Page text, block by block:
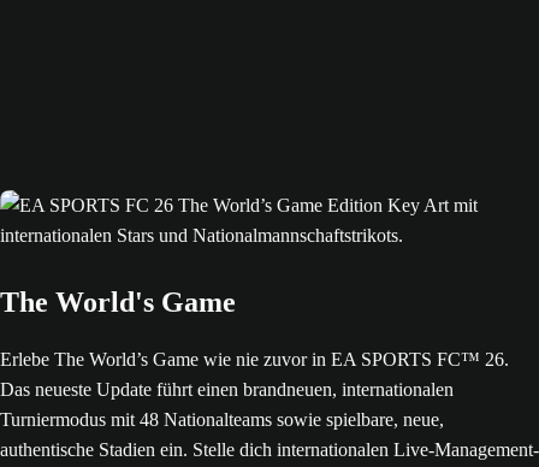
The World's Game
Erlebe The World’s Game wie nie zuvor in EA SPORTS FC™ 26.
Das neueste Update führt einen brandneuen, internationalen
Turniermodus mit 48 Nationalteams sowie spielbare, neue,
authentische Stadien ein. Stelle dich internationalen Live-Management-